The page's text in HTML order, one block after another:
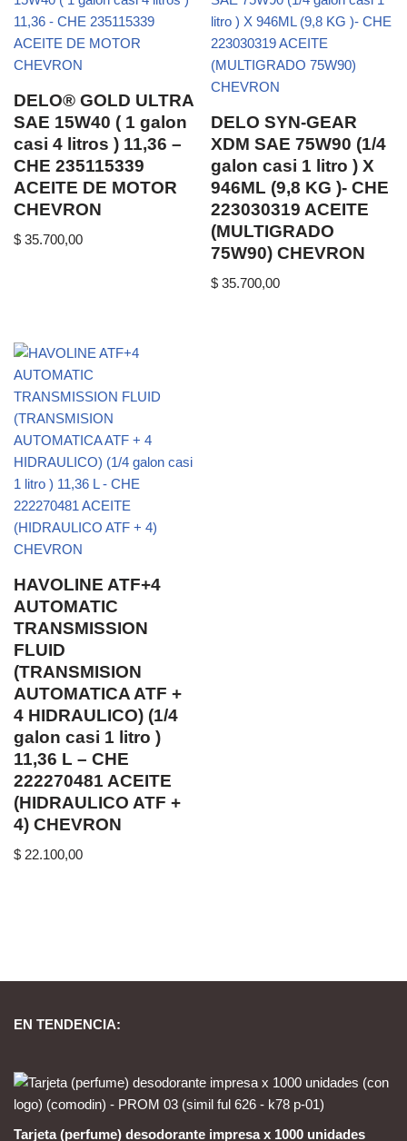
DELO® GOLD ULTRA
SAE 15W40 ( 1 galon
casi 4 litros ) 11,36 –
CHE 235115339
ACEITE DE MOTOR
CHEVRON
$ 35.700,00
DELO SYN-GEAR
XDM SAE 75W90 (1/4
galon casi 1 litro ) X
946ML (9,8 KG )- CHE
223030319 ACEITE
(MULTIGRADO
75W90) CHEVRON
$ 35.700,00
HAVOLINE ATF+4
AUTOMATIC
TRANSMISSION
FLUID
(TRANSMISION
AUTOMATICA ATF +
4 HIDRAULICO) (1/4
galon casi 1 litro )
11,36 L – CHE
222270481 ACEITE
(HIDRAULICO ATF +
4) CHEVRON
$ 22.100,00
EN TENDENCIA:
Tarjeta (perfume) desodorante impresa x 1000 unidades